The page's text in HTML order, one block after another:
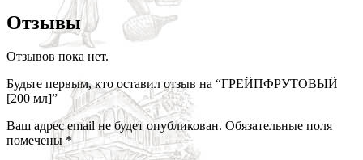
Отзывы
Отзывов пока нет.
Будьте первым, кто оставил отзыв на “ГРЕЙПФРУТОВЫЙ
[200 мл]”
Ваш адрес email не будет опубликован. Обязательные поля
помечены *